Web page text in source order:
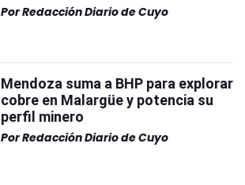
PorRedacción Diario de Cuyo
Mendoza suma a BHP para explorar
cobre en Malargüe y potencia su
perfil minero
PorRedacción Diario de Cuyo